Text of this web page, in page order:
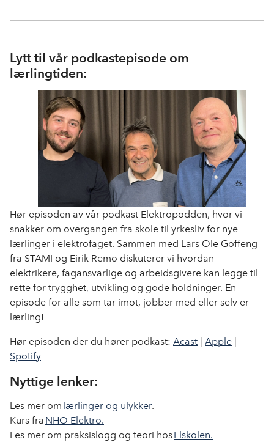
Lytt til vår podkastepisode om
lærlingtiden:
Hør episoden av vår podkast Elektropodden, hvor vi
snakker om overgangen fra skole til yrkesliv for nye
lærlinger i elektrofaget. Sammen med Lars Ole Goffeng
fra STAMI og Eirik Remo diskuterer vi hvordan
elektrikere, fagansvarlige og arbeidsgivere kan legge til
rette for trygghet, utvikling og gode holdninger. En
episode for alle som tar imot, jobber med eller selv er
lærling!
Hør episoden der du hører podkast: Acast Apple
Spotify
Nyttige lenker:
Les mer om lærlinger og ulykker.
Kurs fra NHO Elektro.
Les mer om praksislogg og teori hosElskolen.